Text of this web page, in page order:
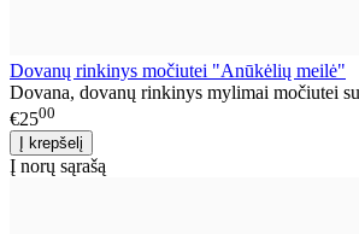
Dovanų rinkinys močiutei "Anūkėlių meilė"
Dovana, dovanų rinkinys mylimai močiutei
€2500
Į norų sąrašą